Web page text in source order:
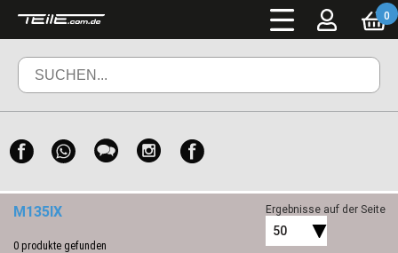
0
M135IX
0 produkte gefunden
Ergebnisse auf der Seite
50